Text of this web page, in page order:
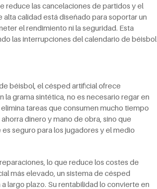
reduce las cancelaciones de partidos y el
calidad está diseñado para soportar un
el rendimiento ni la seguridad. Esta
las interrupciones del calendario de béisbol
béisbol, el césped artificial ofrece
grama sintética, no es necesario regar en
tareas que consumen mucho tiempo
dinero y mano de obra, sino que
seguro para los jugadores y el medio
lo que reduce los costes de
más elevado, un sistema de césped
largo plazo. Su rentabilidad lo convierte en